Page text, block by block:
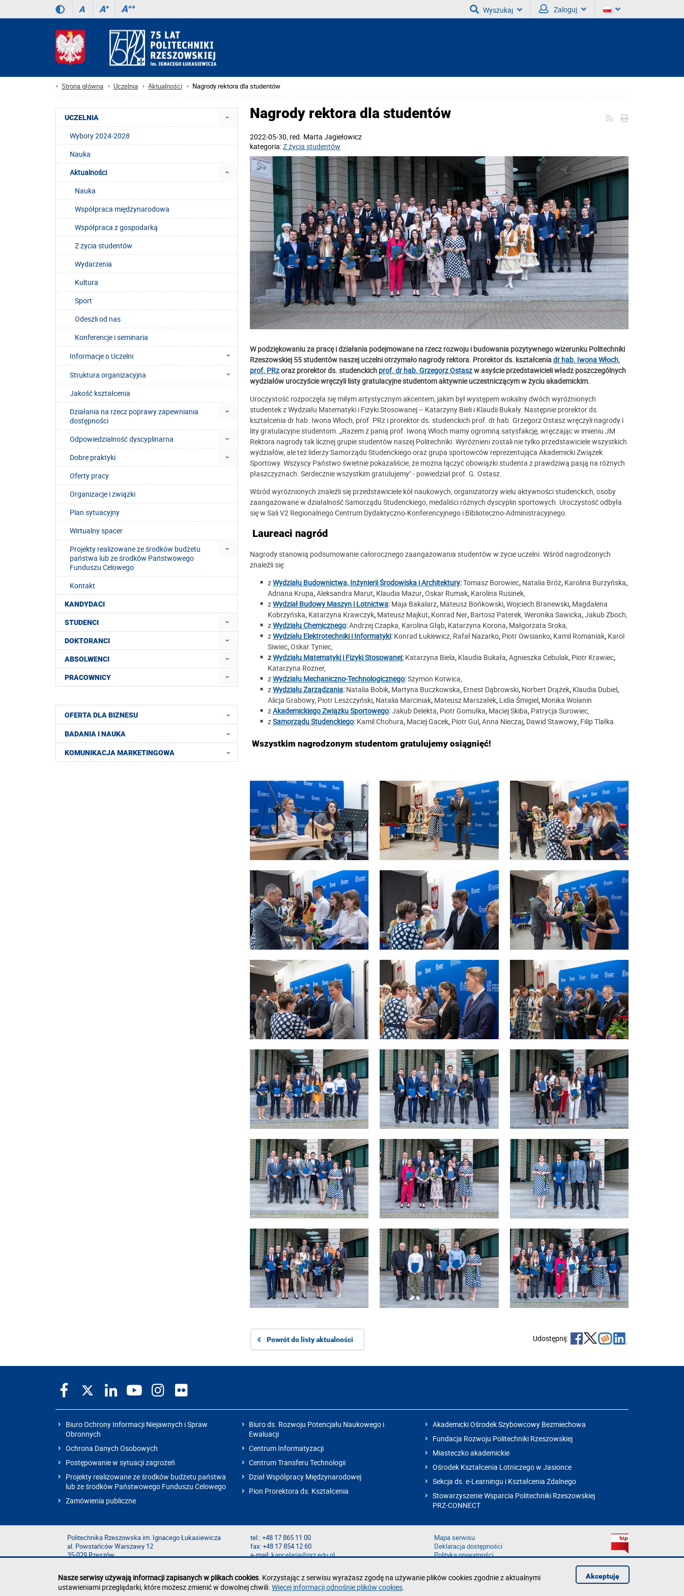
A A+ A++ Wyszukaj Zaloguj
Strona główna Uczelnia Aktualności Nagrody rektora dla studentów
Nagrody rektora dla studentów
2022-05-30, red. Marta Jagiełowicz
kategoria:Z życia studentów
W podziękowaniu za pracę i działania podejmowane na rzecz rozwoju i budowania pozytywnego wizerunku Politechniki
Rzeszowskiej 55 studentów naszej uczelni otrzymało nagrody rektora. Prorektor ds. kształceniadr hab. Iwona Włoch,
prof. PRzoraz prorektor ds. studenckich prof. dr hab. Grzegorz Ostaszw asyście przedstawicieli władz poszczególnych
wydziałów uroczyście wręczyli listy gratulacyjne studentom aktywnie uczestniczącym w życiu akademickim.
Uroczystość rozpoczęła się miłym artystycznym akcentem, jakim był występem wokalny dwóch wyróżnionych
studentek z Wydziału Matematyki i Fizyki Stosowanej – Katarzyny Bieli i Klaudii Bukały. Następnie prorektor ds.
kształcenia dr hab. Iwona Włoch, prof. PRz i prorektor ds. studenckich prof. dr hab. Grzegorz Ostasz wręczyli nagrody i
lity gratulacyjne studentom. „Razem z panią prof. Iwoną Włoch mamy ogromną satysfakcję, wręczając w imieniu JM
Rektora nagrody tak licznej grupie studentów naszej Politechniki. Wyróżnieni zostali nie tylko przedstawiciele wszystkich
wydziałów, ale też liderzy Samorządu Studenckiego oraz grupa sportowców reprezentująca Akademicki Związek
Sportowy. Wszyscy Państwo świetnie pokazaliście, że można łączyć obowiązki studenta z prawdziwą pasją na różnych
płaszczyznach. Serdecznie wszystkim gratulujemy" - powiedział prof. G. Ostasz.
Wśród wyróżnionych znaleźli się przedstawiciele kół naukowych, organizatorzy wielu aktywności studenckich, osoby
zaangażowane w działalność Samorządu Studenckiego, medaliści różnych dyscyplin sportowych. Uroczystość odbyła
się w Sali V2 Regionalnego Centrum Dydaktyczno-Konferencyjnego i Biblioteczno-Administracyjnego.
Laureaci nagród
Nagrody stanowią podsumowanie całorocznego zaangażowania studentów w życie uczelni. Wśród nagrodzonych
znaleźli się:
zWydziału Budownictwa, Inżynierii Środowiska i Architektury:Tomasz Borowiec, Natalia Bróż, Karolina Burzyńska,
Adriana Krupa,Aleksandra Marut, Klaudia Mazur,Oskar Rumak, Karolina Rusinek,
zWydział Budowy Maszyn i Lotnictwa: Maja Bakalarz, Mateusz Bońkowski,Wojciech Branewski, Magdalena
Kobrzyńska, Katarzyna Krawczyk, Mateusz Majkut, Konrad Ner, Bartosz Paterek, Weronika Sawicka,Jakub Zboch,
zWydziału Chemicznego:Andrzej Czapka, Karolina Głąb, Katarzyna Korona, Małgorzata Sroka,
zWydziału Elektrotechniki i Informatyki: Konrad Łukiewicz, Rafał Nazarko, Piotr Owsianko, Kamil Romaniak, Karol
Siwiec,Oskar Tyniec,
zWydziału Matematyki i Fizyki Stosowanej: Katarzyna Biela, Klaudia Bukała,Agnieszka Cebulak, Piotr Krawiec,
Katarzyna Rozner,
zWydziału Mechaniczno-Technologicznego:Szymon Kotwica,
zWydziału Zarządzania: Natalia Bobik, Martyna Buczkowska, Ernest Dąbrowski, Norbert Drążek, Klaudia Dubiel,
Alicja Grabowy, Piotr Leszczyński, Natalia Marciniak, Mateusz Marszałek, Lidia Śmigiel, Monika Wolanin
zAkademickiego Związku Sportowego:Jakub Delekta, Piotr Gomułka, Maciej Skiba, Patrycja Surowiec,
zSamorządu Studenckiego: Kamil Chohura, Maciej Gacek, Piotr Gul,Anna Nieczaj, Dawid Stawowy, Filip Tlałka.
Wszystkim nagrodzonym studentom gratulujemy osiągnięć!
Udostępnij:
Powrót do listy aktualności
UCZELNIA
Wybory 2024-2028
Nauka
Aktualności
Nauka
Współpraca międzynarodowa
Współpraca z gospodarką
Z życia studentów
Wydarzenia
Kultura
Sport
Odeszli od nas
Konferencje i seminaria
Informacje o Uczelni
Struktura organizacyjna
Jakość kształcenia
Działania na rzecz poprawy zapewniania
dostępności
Odpowiedzialność dyscyplinarna
Dobre praktyki
Oferty pracy
Organizacje i związki
Plan sytuacyjny
Wirtualny spacer
Projekty realizowane ze środków budżetu
państwa lub ze środków Państwowego
Funduszu Celowego
Kontakt
KANDYDACI
STUDENCI
DOKTORANCI
ABSOLWENCI
PRACOWNICY
OFERTA DLA BIZNESU
BADANIA I NAUKA
KOMUNIKACJA MARKETINGOWA
Biuro Ochrony Informacji Niejawnych i Spraw
Obronnych
Ochrona Danych Osobowych
Postępowanie w sytuacji zagrożeń
Projekty realizowane ze środków budżetu państwa
lub ze środków Państwowego Funduszu Celowego
Zamówienia publiczne
Biuro ds. Rozwoju Potencjału Naukowego i
Ewaluacji
Centrum Informatyzacji
Centrum Transferu Technologii
Dział Współpracy Międzynarodowej
Pion Prorektora ds. Kształcenia
Akademicki Ośrodek Szybowcowy Bezmiechowa
Fundacja Rozwoju Politechniki Rzeszowskiej
Miasteczko akademickie
Ośrodek Kształcenia Lotniczego w Jasionce
Sekcja ds. e-Learningu i Kształcenia Zdalnego
Stowarzyszenie Wsparcia Politechniki Rzeszowskiej
PRZ-CONNECT
Politechnika Rzeszowska im. Ignacego Łukasiewicza
al. Powstańców Warszawy 12
35-029 Rzeszów
tel.: +48 17 865 11 00
fax: +48 17 854 12 60
e-mail:kancelaria@prz.edu.pl
Mapa serwisu
Deklaracja dostępności
Polityka prywatności
Nasze serwisy używają informacji zapisanych w plikach cookies. Korzystając z serwisu wyrażasz zgodę na używanie plików cookies zgodnie z aktualnymi
ustawieniami przeglądarki, które możesz zmienić w dowolnej chwili. Więcej informacji odnośnie plików cookies.
Akceptuję